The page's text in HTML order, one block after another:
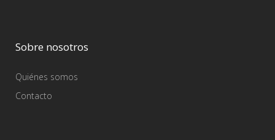
Sobre nosotros
Quiénes somos
Contacto